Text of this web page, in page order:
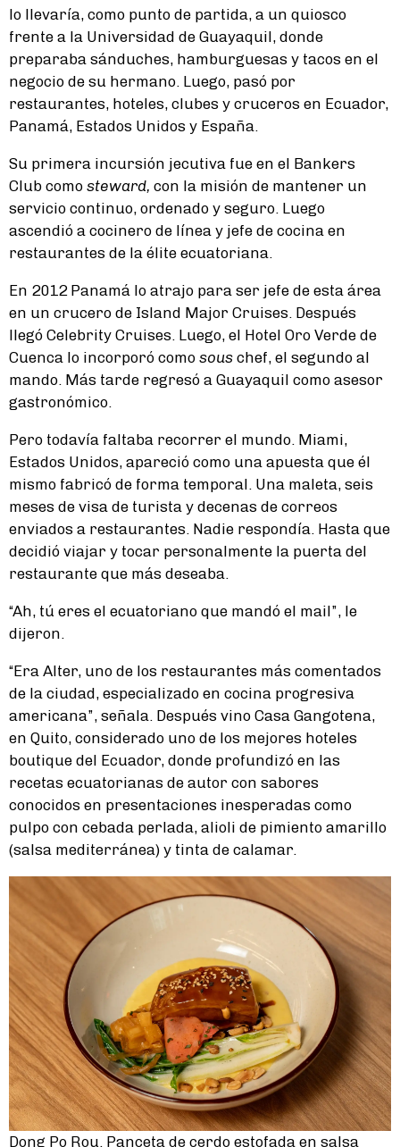
lo llevaría, como punto de partida, a un quiosco
frente a la Universidad de Guayaquil, donde
preparaba sánduches, hamburguesas y tacos en el
negocio de su hermano. Luego, pasó por
restaurantes, hoteles, clubes y cruceros en Ecuador,
Panamá, Estados Unidos y España.
Su primera incursión jecutiva fue en el Bankers
Club como steward, con la misión de mantener un
servicio continuo, ordenado y seguro. Luego
ascendió a cocinero de línea y jefe de cocina en
restaurantes de la élite ecuatoriana.
En 2012 Panamá lo atrajo para ser jefe de esta área
en un crucero de Island Major Cruises. Después
llegó Celebrity Cruises. Luego, el Hotel Oro Verde de
Cuenca lo incorporó como sous chef, el segundo al
mando. Más tarde regresó a Guayaquil como asesor
gastronómico.
Pero todavía faltaba recorrer el mundo. Miami,
Estados Unidos, apareció como una apuesta que él
mismo fabricó de forma temporal. Una maleta, seis
meses de visa de turista y decenas de correos
enviados a restaurantes. Nadie respondía. Hasta que
decidió viajar y tocar personalmente la puerta del
restaurante que más deseaba.
“Ah, tú eres el ecuatoriano que mandó el mail”, le
dijeron.
“Era Alter, uno de los restaurantes más comentados
de la ciudad, especializado en cocina progresiva
americana”, señala. Después vino Casa Gangotena,
en Quito, considerado uno de los mejores hoteles
boutique del Ecuador, donde profundizó en las
recetas ecuatorianas de autor con sabores
conocidos en presentaciones inesperadas como
pulpo con cebada perlada, alioli de pimiento amarillo
(salsa mediterránea) y tinta de calamar.
Dong Po Rou. Panceta de cerdo estofada en salsa